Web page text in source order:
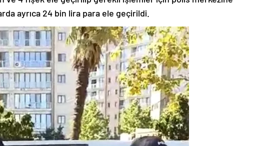
ayrıca 24 bin lira para ele geçirildi.